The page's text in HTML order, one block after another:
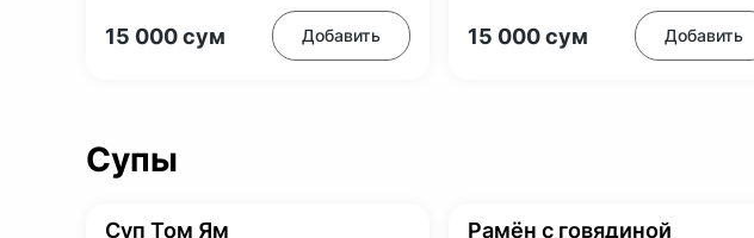
15 000сум Добавить 15 000сум Добавить
Супы
Суп Том Ям Рамён с говядиной